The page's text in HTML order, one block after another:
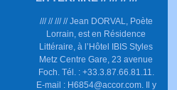
/// // /// // Jean DORVAL, Poète
Lorrain, est en Résidence
Littéraire, à l’Hôtel IBIS Styles
Metz Centre Gare, 23 avenue
Foch. Tél. : +33.3.87.66.81.11.
E-mail : H6854@accor.com. Il y